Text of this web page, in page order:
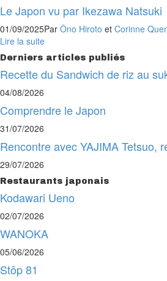
Le Japon vu par Ikezawa Natsuki
01/09/2025Par Ôno Hiroto et Corinne
Lire la suite
Derniers articles publiés
Recette du Sandwich de riz au
04/08/2026
Comprendre le Japon
31/07/2026
Rencontre avec YAJIMA Tetsuo,
29/07/2026
Restaurants japonais
Kodawari Ueno
02/07/2026
WANOKA
05/06/2026
Stōp 81